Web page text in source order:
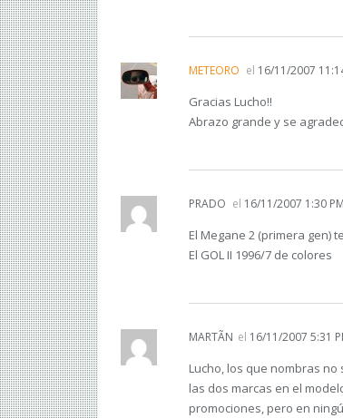
METEORO el 16/11/2007
Gracias Lucho!!
Abrazo grande y se
PRADO el 16/11/2007 1:30 PM
El Megane 2 (primera gen)
El GOL II 1996/7 de colores
MARTÃ­N el 16/11/2007 5:31
Lucho, los que nombras no
las dos marcas en el
promociones, pero en